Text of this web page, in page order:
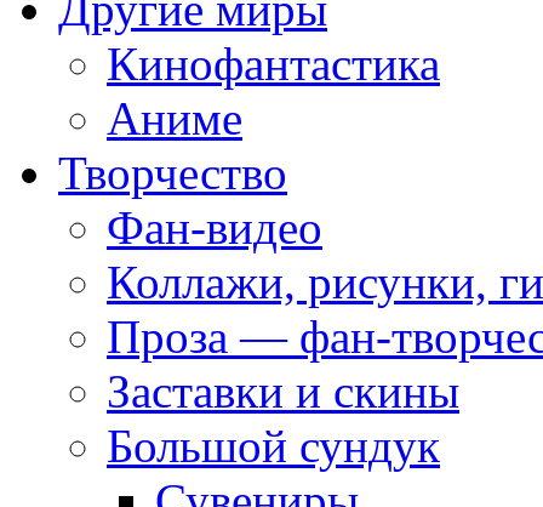
Кинофантастика
Аниме
Творчество
Фан-видео
Коллажи, рисунки,
Проза — фан-
Заставки и скины
Большой сундук